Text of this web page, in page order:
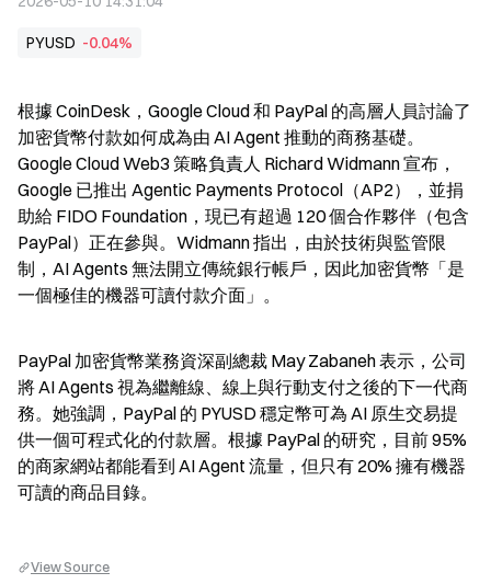
PYUSD -0.04%
根據 CoinDesk，Google Cloud 和 PayPal 的高層人員討論了
加密貨幣付款如何成為由 AI Agent 推動的商務基礎。
Google Cloud Web3 策略負責人 Richard Widmann 宣布，
Google 已推出 Agentic Payments Protocol（AP2），並捐
助給 FIDO Foundation，現已有超過 120 個合作夥伴（包含
PayPal）正在參與。Widmann 指出，由於技術與監管限
制，AI Agents 無法開立傳統銀行帳戶，因此加密貨幣「是
一個極佳的機器可讀付款介面」。
PayPal 加密貨幣業務資深副總裁 May Zabaneh 表示，公司
將 AI Agents 視為繼離線、線上與行動支付之後的下一代商
務。她強調，PayPal 的 PYUSD 穩定幣可為 AI 原生交易提
供一個可程式化的付款層。根據 PayPal 的研究，目前 95%
的商家網站都能看到 AI Agent 流量，但只有 20% 擁有機器
可讀的商品目錄。
View Source